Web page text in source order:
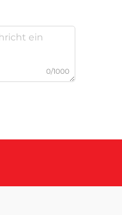
0/1000